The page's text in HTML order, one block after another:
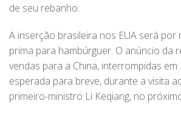
de seu rebanho.
A inserção brasileira nos EUA será por
prima para hambúrguer. O anúncio da
vendas para a China, interrompidas em
esperada para breve, durante a visita
primeiro-ministro Li Keqiang, no